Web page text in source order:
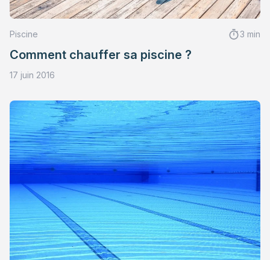
Piscine 3 min
Comment chauffer sa piscine ?
17 juin 2016